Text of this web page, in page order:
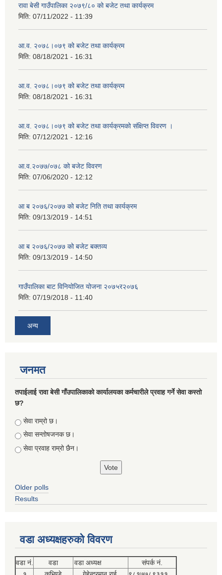
रावा बेसी गाउँपालिका २०७९/८० को बजेट तथा कार्यक्रम
मिति: 07/11/2022 - 11:39
आ.व. २०७८।०७९ को बजेट तथा कार्यक्रम
मिति: 08/18/2021 - 16:31
आ.व. २०७८।०७९ को बजेट तथा कार्यक्रम
मिति: 08/18/2021 - 16:31
आ.व. २०७८।०७९ को बजेट तथा कार्यक्रमको संक्षिप्त विवरण ।
मिति: 07/12/2021 - 12:16
आ.व.२०७७/०७८ को बजेट विवरण
मिति: 07/06/2020 - 12:12
आ ब २०७६/२०७७ को बजेट निति तथा कार्यक्रम
मिति: 09/13/2019 - 14:51
आ ब २०७६/२०७७ को बजेट बक्तव्य
मिति: 09/13/2019 - 14:50
गाउँपालिका बाट विनियोजित योजना २०७५र२०७६
मिति: 07/19/2018 - 11:40
अन्य
जनमत
तपाईलाई रावा बेसी गाँउपालिकाको कार्यालयका कर्मचारीले प्रवाह गर्ने सेवा कस्तो
छ?
Choices
सेवा राम्रो छ।
सेवा सन्तोषजनक छ।
सेवा प्रवाह राम्रो छैन।
Older polls
Results
वडा अध्यक्षहरुको विवरण
वडा नं. वडा वडा अध्यक्ष
संपर्क नं.